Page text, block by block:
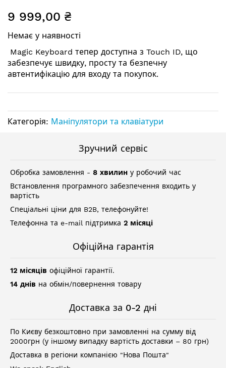
до
галереї
зображень
9 999,00 ₴
Немає у наявності
Magic Keyboard тепер доступна з Touch ID, що
забезпечує швидку, просту та безпечну
автентифікацію для входу та покупок.
Категорія: Маніпулятори та клавіатури
Зручний сервіс
Обробка замовлення - 8 хвилин у робочий час
Встановлення програмного забезпечення входить у
вартість
Спеціальні ціни для B2B, телефонуйте!
Телефонна та e-mail підтримка 2 місяці
Офіційна гарантія
12 місяців офіційної гарантії.
14 днів на обмін/повернення товару
Доставка за 0-2 дні
По Києву безкоштовно при замовленні на сумму від
2000грн (у іншому випадку вартість доставки – 80 грн)
Доставка в регіони компанією "Нова Пошта"